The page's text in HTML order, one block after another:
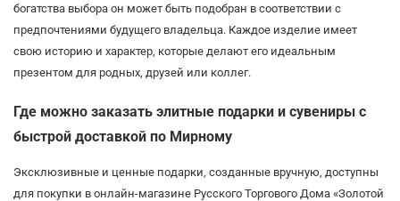
богатства выбора он может быть подобран в соответствии с
предпочтениями будущего владельца. Каждое изделие имеет
свою историю и характер, которые делают его идеальным
презентом для родных, друзей или коллег.
Где можно заказать элитные подарки и сувениры с
быстрой доставкой по Мирному
Эксклюзивные и ценные подарки, созданные вручную, доступны
для покупки в онлайн-магазине Русского Торгового Дома «Золотой